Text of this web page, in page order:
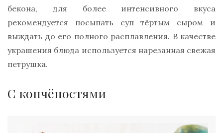
бекона, для более интенсивного вкуса
рекомендуется посыпать суп тёртым сыром и
выждать до его полного расплавления. В качестве
украшения блюда используется нарезанная свежая
петрушка.
С копчёностями